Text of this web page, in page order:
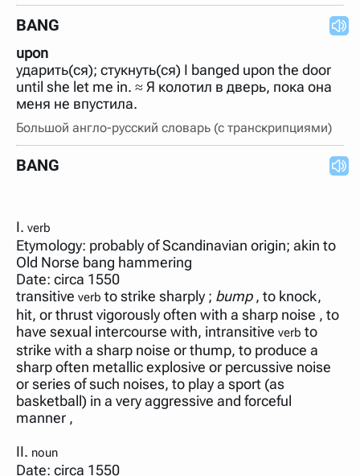
BANG
upon
ударить(ся); стукнуть(ся) I banged upon the door
until she let me in. ≈ Я колотил в дверь, пока она
меня не впустила.
Большой англо-русский словарь (с транскрипциями)
BANG
I. verb
Etymology: probably of Scandinavian origin; akin to
Old Norse bang hammering
Date: circa 1550
transitive verb to strike sharply ; bump, to knock,
hit, or thrust vigorously often with a sharp noise , to
have sexual intercourse with, intransitive verb to
strike with a sharp noise or thump, to produce a
sharp often metallic explosive or percussive noise
or series of such noises, to play a sport (as
basketball) in a very aggressive and forceful
manner ,
II. noun
Date: circa 1550